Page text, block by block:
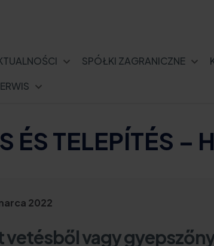
SPÓŁKI ZAGRANICZNE
ÉS TELEPÍTÉS –
2022
vagy